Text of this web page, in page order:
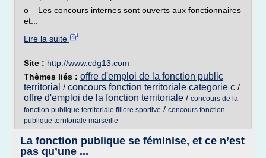
o Les concours internes sont ouverts aux fonctionnaires
et...
Lire la suite
Site : http://www.cdg13.com
Thèmes liés : offre d'emploi de la fonction public
territorial / concours fonction territoriale categorie c /
offre d'emploi de la fonction territoriale / concours de la
fonction publique territoriale filiere sportive / concours fonction
publique territoriale marseille
La fonction publique se féminise, et ce n’est
pas qu’une ...